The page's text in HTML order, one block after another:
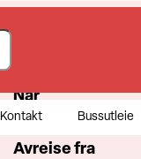
Kontakt Bussutleie
Når
Antall dager
Avreise fra